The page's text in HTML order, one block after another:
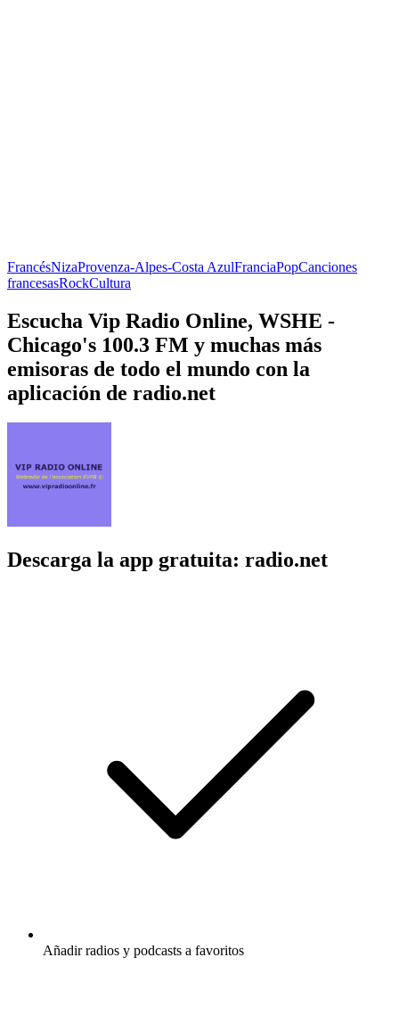
FrancésNizaProvenza-Alpes-Costa AzulFranciaPopCanciones
francesasRockCultura
Escucha Vip Radio Online, WSHE -
Chicago's 100.3 FM y muchas más
emisoras de todo el mundo con la
aplicación de radio.net
Descarga la app gratuita: radio.net
Añadir radios y podcasts a favoritos